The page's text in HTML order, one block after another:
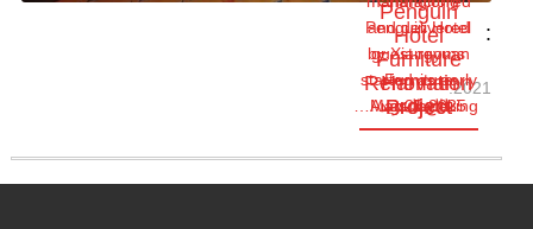
Harman
Project
:
Penguin
Hotel
Furniture
Renovation
Project
Aug.28,2025
Penguin Hotel
guest rooms
started as early
as June
2021.
and delivered
by Xiangyuan
Furniture
Manufacturing…
طالع المزيد